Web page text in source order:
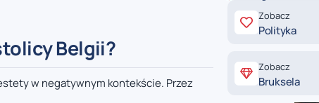
Belgii?
w negatywnym kontekście. Przez
Zobacz
Polityka
Zobacz
Bruksela